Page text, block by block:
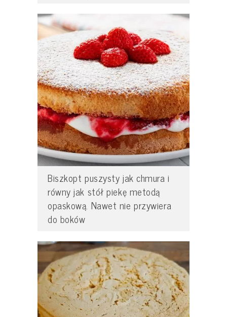
Biszkopt puszysty jak chmura i
równy jak stół piekę metodą
opaskową. Nawet nie przywiera
do boków